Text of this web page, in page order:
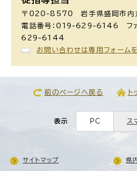
〒020-8570 岩手県盛岡市内
電話番号：019-629-6146 ファ
629-6144
お問い合わせは専用フォーム
前のページへ戻る
表示 PC ス
サイトマップ 県